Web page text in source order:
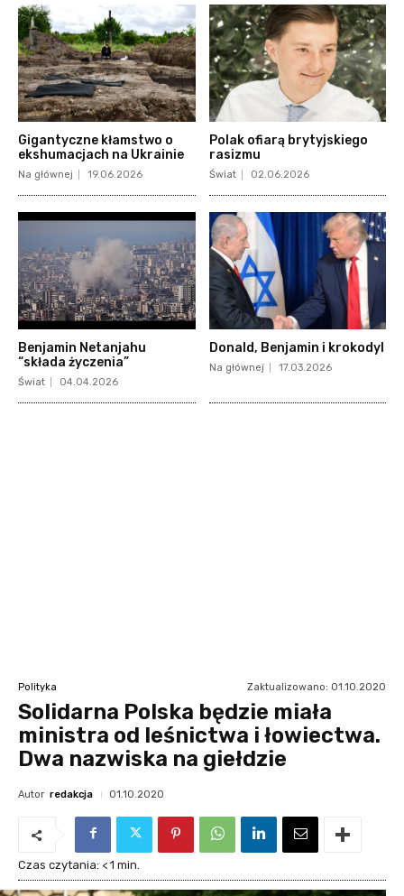
Gigantyczne kłamstwo o
ekshumacjach na Ukrainie
Na głównej 19.06.2026
Polak ofiarą brytyjskiego
rasizmu
Świat 02.06.2026
Benjamin Netanjahu
“składa życzenia”
Świat 04.04.2026
Donald, Benjamin i krokodyl
Na głównej 17.03.2026